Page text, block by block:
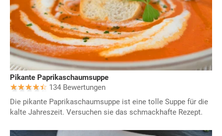
Pikante Paprikaschaumsuppe
134 Bewertungen
Die pikante Paprikaschaumsuppe ist eine tolle Suppe für die
kalte Jahreszeit. Versuchen sie das schmackhafte Rezept.